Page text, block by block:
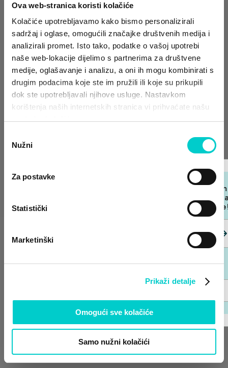
Ova web-stranica koristi kolačiće
Kolačiće upotrebljavamo kako bismo personalizirali
sadržaj i oglase, omogućili značajke društvenih medija i
analizirali promet. Isto tako, podatke o vašoj upotrebi
naše web-lokacije dijelimo s partnerima za društvene
medije, oglašavanje i analizu, a oni ih mogu kombinirati s
drugim podacima koje ste im pružili ili koje su prikupili
dok ste upotrebljavali njihove usluge. Nastavkom
korištenja naših internetskih stranica vi prihvaćate našu
pristanka
Nužni
Za postavke
Statistički
Marketinški
Prikaži detalje
Omogući sve kolačiće
Samo nužni kolačići
Pridružite se našem
Loyalty Clubu i
ekskluzivne
Pridruži se klubu
Dječji krevetić dostupan na zahtjev
Posluga u sobu dostupna na zahtjev
Detektor požara
Dječji krevetić dostupan na zahtjev
Posluga u sobu dostupna na zahtjev
Polupansion
POLUPANSION
Večera i doručak uključeni. Besplatan otkaz do 2 dana
prije dolaska.
308,00 €
Odaberi
Noćenje s doručkom
Doručak uključen.
302,00 €